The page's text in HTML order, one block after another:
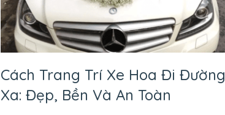
Cách Trang Trí Xe Hoa Đi Đường
Xa: Đẹp, Bền Và An Toàn